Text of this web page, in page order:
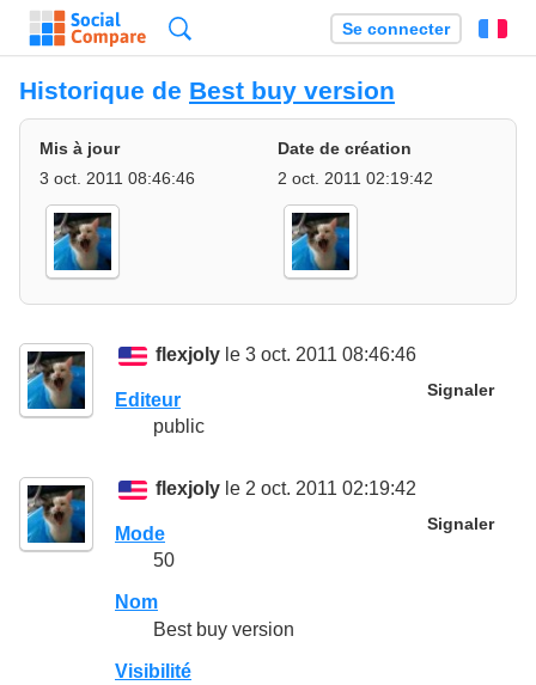
Se connecter
Historique de Best buy version
Mis à jour
3 oct. 2011 08:46:46
Date de création
2 oct. 2011 02:19:42
flexjoly le 3 oct. 2011 08:46:46
Signaler
Editeur
public
flexjoly le 2 oct. 2011 02:19:42
Signaler
Mode
50
Nom
Best buy version
Visibilité